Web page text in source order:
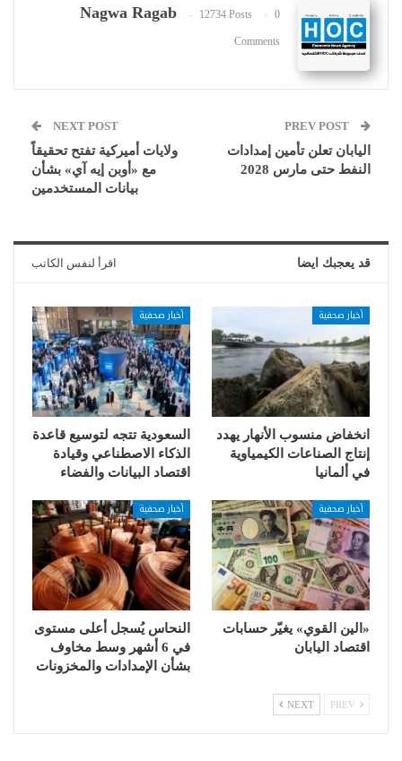
Nagwa Ragab 12734 Posts 0
Comments
اليابان تعلن تأمين إمدادات
النفط حتى مارس 2028
NEXT POST
ولايات أميركية تفتح تحقيقاً
مع «أوبن إيه آي» بشأن
بيانات المستخدمين
قد يعجبك ايضا اقرأ لنفس الكاتب
أخبار صحفية
انخفاض منسوب الأنهار يهدد
إنتاج الصناعات الكيمياوية
في ألمانيا
أخبار صحفية
السعودية تتجه لتوسيع قاعدة
الذكاء الاصطناعي وقيادة
اقتصاد البيانات والفضاء
أخبار صحفية
«الين القوي» يغيّر حسابات
اقتصاد اليابان
أخبار صحفية
النحاس يُسجل أعلى مستوى
في 6 أشهر وسط مخاوف
بشأن الإمدادات والمخزونات
NEXT